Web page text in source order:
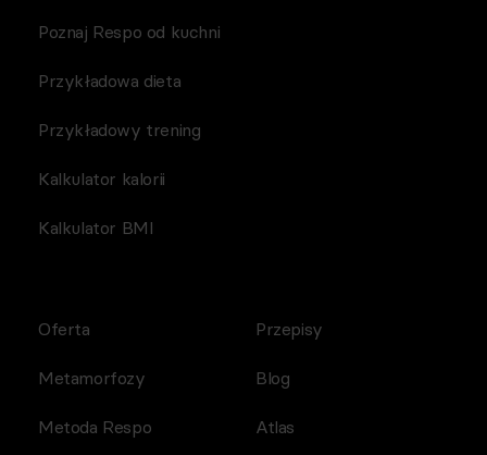
Poznaj Respo od kuchni
Przykładowa dieta
Przykładowy trening
Kalkulator kalorii
Kalkulator BMI
Oferta
Metamorfozy
Metoda Respo
Przepisy
Blog
Atlas